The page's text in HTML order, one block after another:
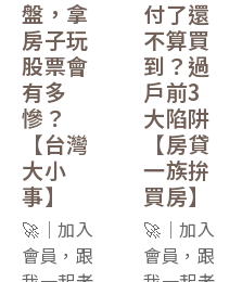
股市崩
盤，拿
房子玩
股票會
有多
慘？
【台灣
大小
事】
頭期款
付了還
不算買
到？過
戶前3
大陷阱
【房貸
一族拚
買房】